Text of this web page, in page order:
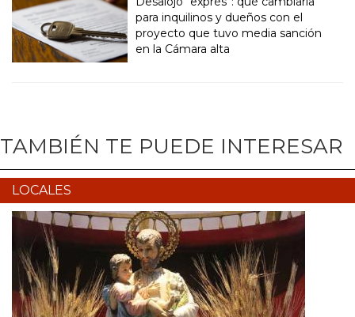
para inquilinos y dueños con el
proyecto que tuvo media sanción
en la Cámara alta
TAMBIÉN TE PUEDE INTERESAR
LOCALES